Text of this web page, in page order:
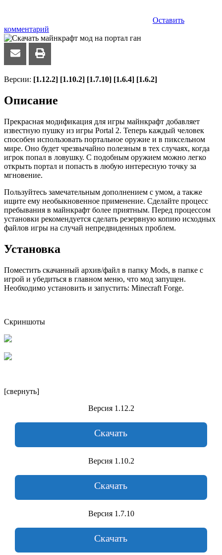
Оставить
комментарий
Версии: [1.12.2] [1.10.2] [1.7.10] [1.6.4] [1.6.2]
Описание
Прекрасная модификация для игры майнкрафт добавляет
известную пушку из игры Portal 2. Теперь каждый человек
способен использовать портальное оружие и в пиксельном
мире. Оно будет чрезвычайно полезным в тех случаях, когда
игрок попал в ловушку. С подобным оружием можно легко
открыть портал и попасть в любую интересную точку за
мгновение.
Пользуйтесь замечательным дополнением с умом, а также
ищите ему необыкновенное применение. Сделайте процесс
пребывания в майнкрафт более приятным. Перед процессом
установки рекомендуется сделать резервную копию исходных
файлов игры на случай непредвиденных проблем.
Установка
Поместить скачанный архив/файл в папку Mods, в папке с
игрой и убедиться в главном меню, что мод запущен.
Необходимо установить и запустить: Minecraft Forge.
Скриншоты
[свернуть]
Версия 1.12.2
Скачать
Версия 1.10.2
Скачать
Версия 1.7.10
Скачать